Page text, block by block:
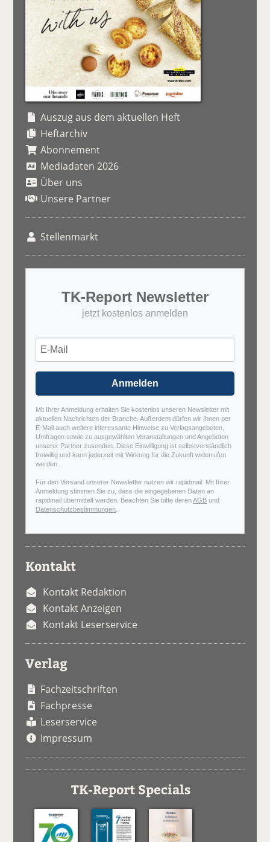
Auszug aus dem aktuellen Heft
Heftarchiv
Abonnement
Mediadaten 2026
Über uns
Unsere Partner
Stellenmarkt
TK-Report Newsletter
jetzt kostenlos anmelden
Anmelden
Mit Ihrer Anmeldung erhalten Sie kostenlos unseren Newsletter mit
aktuellen Nachrichten der Branche. Außerdem dürfen wir Ihnen per
E-Mail auch weitere interessante Hinweise zu Verlagsangeboten,
Umfragen sowie zu ausgewählten Veranstaltungen und Angeboten
unserer Partner zusenden. Diese Einwilligung ist selbstverständlich
freiwillig und kann jederzeit mit Wirkung für die Zukunft widerrufen
werden.
Für den Versand unserer Newsletter nutzen wir rapidmail. Mit Ihrer
Anmeldung stimmen Sie zu, dass die eingegebenen Daten an
rapidmail übermittelt werden. Beachten Sie bitte derenAGB und
Datenschutzbestimmungen
Kontakt
Kontakt Redaktion
Kontakt Anzeigen
Kontakt Leserservice
Verlag
Fachzeitschriften
Fachpresse
Leserservice
Impressum
TK-Report Specials